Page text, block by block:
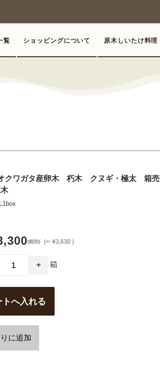
覧 ショッピングについて 原木しいたけ料理
クワガタ産卵木 朽木 クヌギ・極太 箱売
(税別) (税込 ¥3,630 )
箱